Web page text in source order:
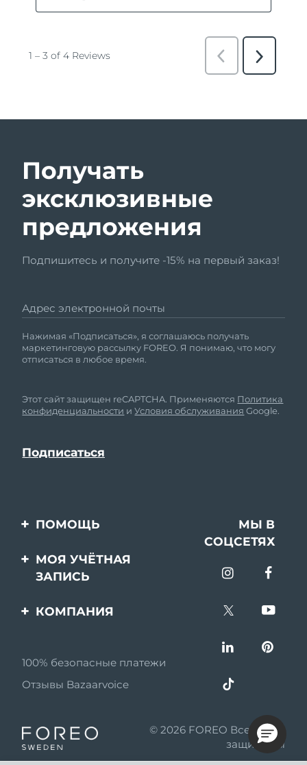
Получать
эксклюзивные
предложения
Подпишитесь и получите -15% на первый заказ!
Адрес электронной почты
Нажимая «Подписаться», я соглашаюсь получать
маркетинговую рассылку FOREO. Я понимаю, что могу
отписаться в любое время.
Этот сайт защищен reCAPTCHA. Применяются Политика
конфиденциальности иУсловия обслуживания Google.
ПОМОЩЬ
Свяжитесь с нами
Заказ и доставка
Гарантия и возврат
Информация о
МЫ В
СОЦСЕТЯХ
МОЯ УЧЁТНАЯ
ЗАПИСЬ
Регистрация продукта
КОМПАНИЯ
Партнерская
программа
MYSA
Партнеры по
100% безопасные платежи
Отзывы Bazaarvoice
© 2026 FOREO Все права
защищены